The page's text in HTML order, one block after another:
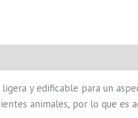
y edificable para un
animales, por lo que es